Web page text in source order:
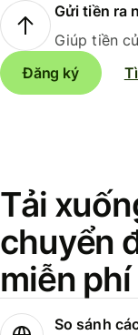
Gửi tiền ra
Giúp tiền
Đăng ký
Tải
chuyển
miễn
So sánh